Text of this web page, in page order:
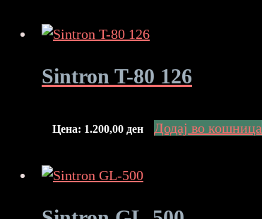
Sintron T-80 126
Цена: 1.200,00 ден Додај во кошница